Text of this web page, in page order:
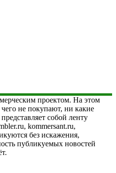
проектом. На этом
не покупают, ни какие
собой ленту
kommersant.ru,
без искажения,
публикуемых новостей